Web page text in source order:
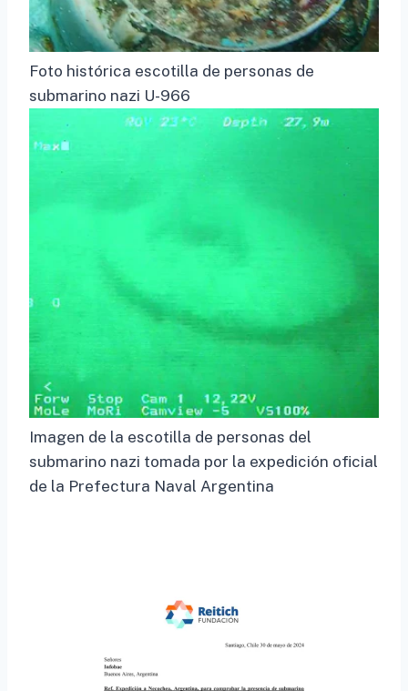
Foto histórica escotilla de personas de
submarino nazi U-966
Imagen de la escotilla de personas del
submarino nazi tomada por la expedición oficial
de la Prefectura Naval Argentina